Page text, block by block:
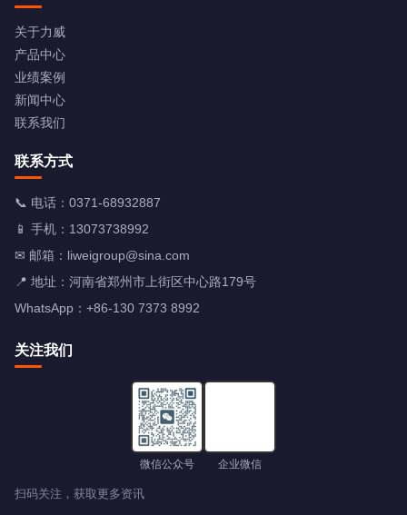
关于力威
产品中心
业绩案例
新闻中心
联系我们
联系方式
📞 电话： 0371-68932887
📱 手机： 13073738992
✉ 邮箱： liweigroup@sina.com
📍 地址：河南省郑州市上街区中心路179号
WhatsApp：+86-130 7373 8992
关注我们
微信公众号 企业微信
扫码关注，获取更多资讯